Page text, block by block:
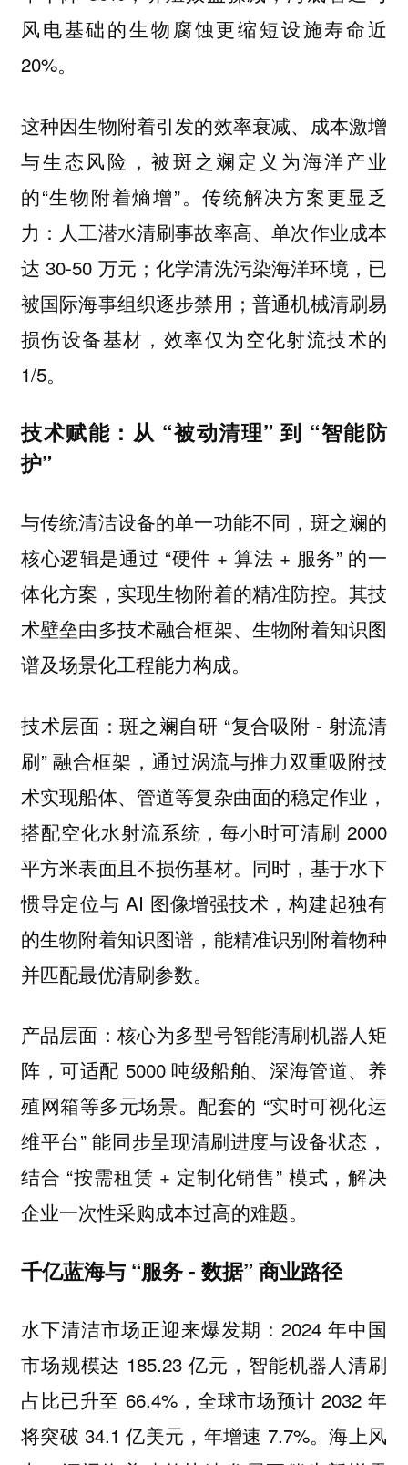
风电基础的生物腐蚀更缩短设施寿命近
20%。
这种因生物附着引发的效率衰减、成本激增
与生态风险，被斑之斓定义为海洋产业
的“生物附着熵增”。传统解决方案更显乏
力：人工潜水清刷事故率高、单次作业成本
达 30-50 万元；化学清洗污染海洋环境，已
被国际海事组织逐步禁用；普通机械清刷易
损伤设备基材，效率仅为空化射流技术的
1/5。
技术赋能：从 “被动清理” 到 “智能防
护”
与传统清洁设备的单一功能不同，斑之斓的
核心逻辑是通过 “硬件 + 算法 + 服务” 的一
体化方案，实现生物附着的精准防控。其技
术壁垒由多技术融合框架、生物附着知识图
谱及场景化工程能力构成。
技术层面：斑之斓自研 “复合吸附 - 射流清
刷” 融合框架，通过涡流与推力双重吸附技
术实现船体、管道等复杂曲面的稳定作业，
搭配空化水射流系统，每小时可清刷 2000
平方米表面且不损伤基材。同时，基于水下
惯导定位与 AI 图像增强技术，构建起独有
的生物附着知识图谱，能精准识别附着物种
并匹配最优清刷参数。
产品层面：核心为多型号智能清刷机器人矩
阵，可适配 5000 吨级船舶、深海管道、养
殖网箱等多元场景。配套的 “实时可视化运
维平台” 能同步呈现清刷进度与设备状态，
结合 “按需租赁 + 定制化销售” 模式，解决
企业一次性采购成本过高的难题。
千亿蓝海与 “服务 - 数据” 商业路径
水下清洁市场正迎来爆发期：2024 年中国
市场规模达 185.23 亿元，智能机器人清刷
占比已升至 66.4%，全球市场预计 2032 年
将突破 34.1 亿美元，年增速 7.7%。海上风